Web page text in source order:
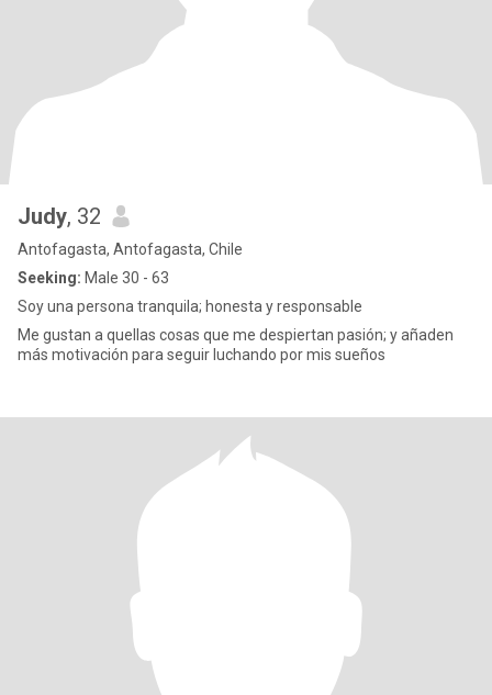
Judy, 32
Antofagasta, Antofagasta, Chile
Seeking: Male 30 - 63
Soy una persona tranquila; honesta y responsable
Me gustan a quellas cosas que me despiertan pasión; y añaden
más motivación para seguir luchando por mis sueños